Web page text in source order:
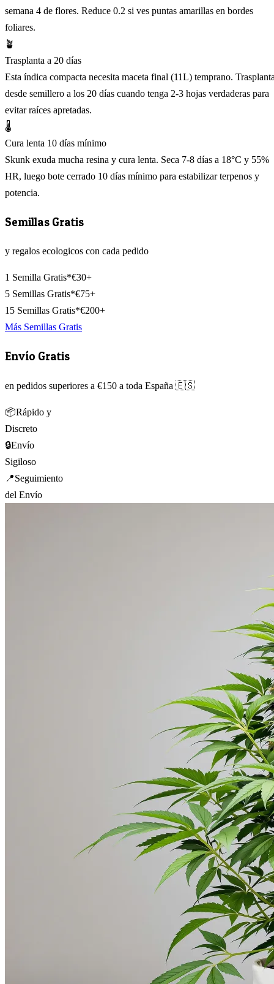
semana 4 de flores. Reduce 0.2 si ves puntas amarillas en bordes
foliares.
🪴
Trasplanta a 20 días
Esta índica compacta necesita maceta final (11L) temprano.
desde semillero a los 20 días cuando tenga 2-3 hojas verdaderas para
evitar raíces apretadas.
🌡️
Cura lenta 10 días mínimo
Skunk exuda mucha resina y cura lenta. Seca 7-8 días a 18°C y 55%
HR, luego bote cerrado 10 días mínimo para estabilizar terpenos y
potencia.
Semillas Gratis
y regalos ecologicos con cada pedido
1 Semilla Gratis*€30+
5 Semillas Gratis*€75+
15 Semillas Gratis*€200+
Más Semillas Gratis
Envío Gratis
en pedidos superiores a €150 a toda España 🇪🇸
📦Rápido y
Discreto
🔒Envío
Sigiloso
📍Seguimiento
del Envío